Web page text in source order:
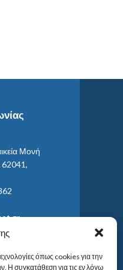
όπως cookies για την
συγκατάθεση για τις εν λόγω
Μονή
του ηλίου.